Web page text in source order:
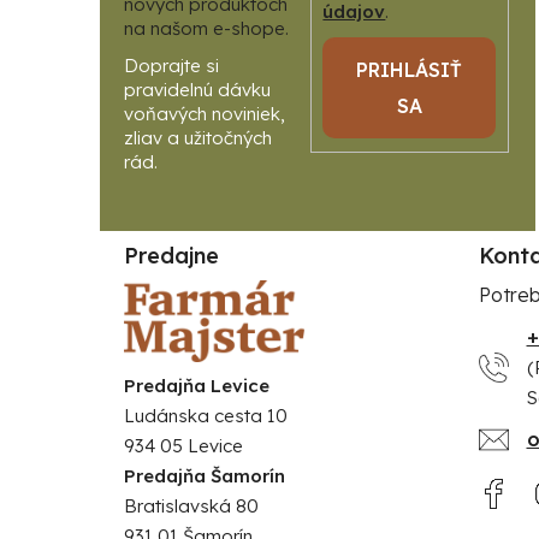
na našom e-shope.
údajov.
PRIHLÁSIŤ
SA
Predajne
Predajňa Levice
Ludánska cesta 10
934 05 Levice
Predajňa Šamorín
Bratislavská 80